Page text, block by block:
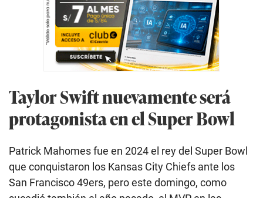
Taylor Swift nuevamente será
protagonista en el Super Bowl
Patrick Mahomes fue en 2024 el rey del Super Bowl
que conquistaron los Kansas City Chiefs ante los
San Francisco 49ers, pero este domingo, como